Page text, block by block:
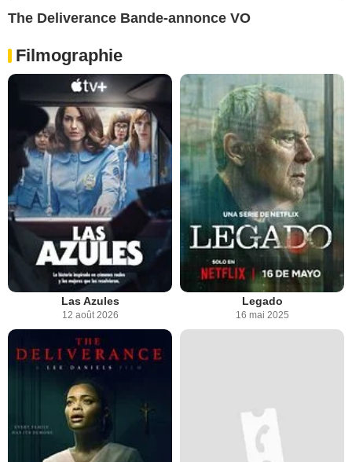
The Deliverance Bande-annonce VO
Filmographie
Las Azules
12 août 2026
Legado
16 mai 2025